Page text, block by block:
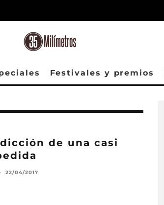
Festivales y premios
de una casi
· 22/04/2017